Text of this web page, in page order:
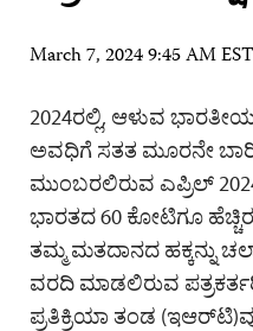
March 7, 2024 9:45 AM EST
2024ರಲ್ಲಿ, ಆಳುವ
ಅವಧಿಗೆ ಸತತ ಮೂರನೇ
ಮುಂಬರಲಿರುವ ಎಪ್ರಿಲ್
ಭಾರತದ 60 ಕೋಟಿಗೂ
ತಮ್ಮ ಮತದಾನದ ಹಕ್ಕನ್ನು
ವರದಿ ಮಾಡಲಿರುವ
ಪ್ರತಿಕ್ರಿಯಾ ತಂಡ